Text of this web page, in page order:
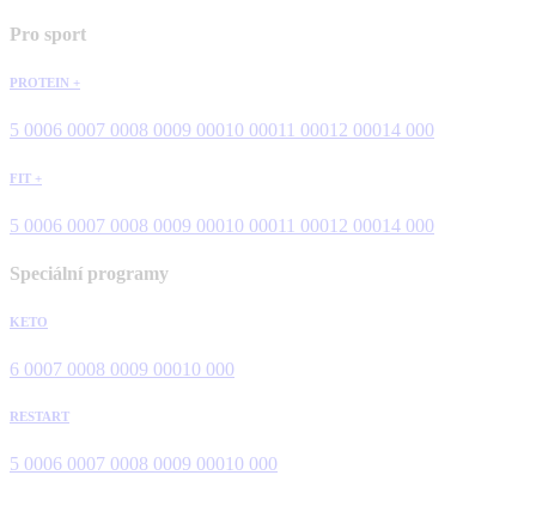
Pro sport
PROTEIN +
5 0006 0007 0008 0009 00010 00011 00012 00014 000
FIT +
5 0006 0007 0008 0009 00010 00011 00012 00014 000
Speciální programy
KETO
6 0007 0008 0009 00010 000
RESTART
5 0006 0007 0008 0009 00010 000